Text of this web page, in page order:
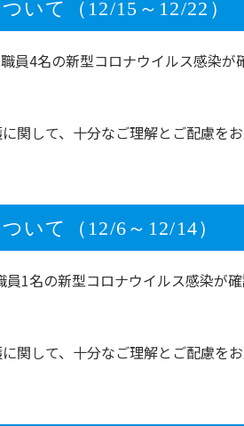
いて（12/15～12/22）
員4名の新型コロナウイルス感染が
して、十分なご理解とご配慮をお
いて（12/6～12/14）
1名の新型コロナウイルス感染が
して、十分なご理解とご配慮をお